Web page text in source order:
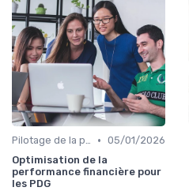
Pilotage de la performance globale • 05/01/2026
Optimisation de la
performance financière pour
les PDG